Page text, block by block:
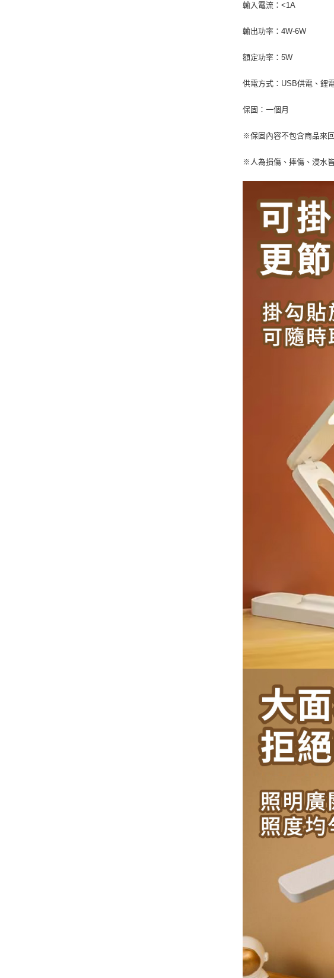
輸入電流：<1A
輸出功率：4W-6W
額定功率：5W
供電方式：USB供電、鋰
保固：一個月
※保固內容不包含商品來
※人為損傷、摔傷、浸水